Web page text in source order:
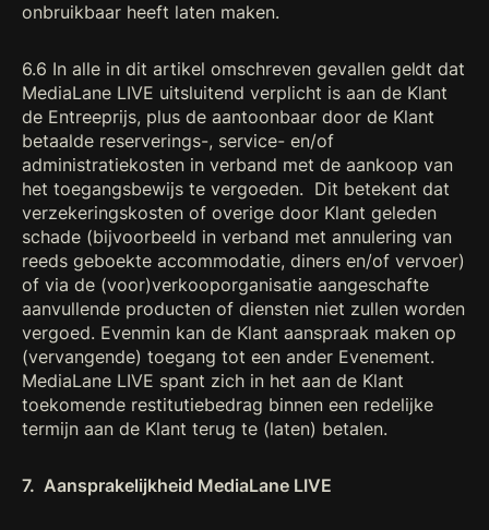
onbruikbaar heeft laten maken.
6.6 In alle in dit artikel omschreven gevallen geldt dat
MediaLane LIVE uitsluitend verplicht is aan de Klant
de Entreeprijs, plus de aantoonbaar door de Klant
betaalde reserverings-, service- en/of
administratiekosten in verband met de aankoop van
het toegangsbewijs te vergoeden. Dit betekent dat
verzekeringskosten of overige door Klant geleden
schade (bijvoorbeeld in verband met annulering van
reeds geboekte accommodatie, diners en/of vervoer)
of via de (voor)verkooporganisatie aangeschafte
aanvullende producten of diensten niet zullen worden
vergoed. Evenmin kan de Klant aanspraak maken op
(vervangende) toegang tot een ander Evenement.
MediaLane LIVE spant zich in het aan de Klant
toekomende restitutiebedrag binnen een redelijke
termijn aan de Klant terug te (laten) betalen.
7. Aansprakelijkheid MediaLane LIVE